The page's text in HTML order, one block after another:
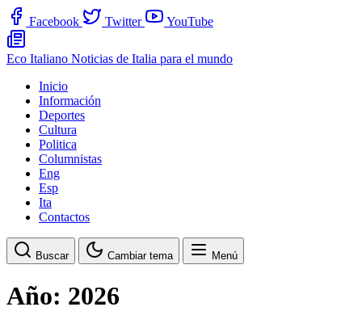
Facebook Twitter YouTube
Eco Italiano Noticias de Italia para el mundo
Inicio
Información
Deportes
Cultura
Politica
Columnistas
Eng
Esp
Ita
Contactos
Buscar Cambiar tema Menú
Año: 2026